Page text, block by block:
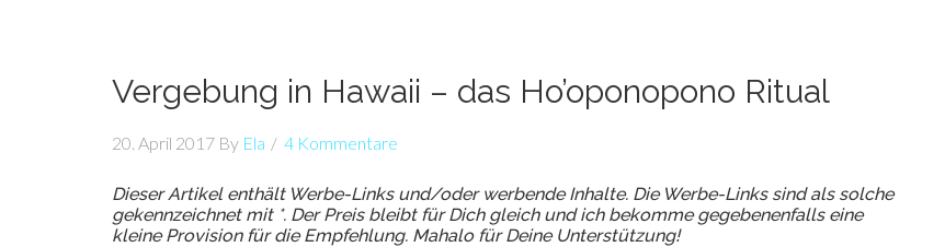
Vergebung in Hawaii – das Ho’oponopono Ritual
20. April 2017 By Ela 4 Kommentare
Dieser Artikel enthält Werbe-Links und/oder werbende Inhalte. Die Werbe-Links sind als solche
gekennzeichnet mit *. Der Preis bleibt für Dich gleich und ich bekomme gegebenenfalls eine
kleine Provision für die Empfehlung. Mahalo für Deine Unterstützung!